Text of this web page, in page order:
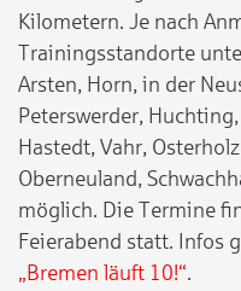
Kilometern. Je nach
Trainingsstandorte
Arsten, Horn, in der
Peterswerder,
Hastedt, Vahr,
Oberneuland,
möglich. Die Termine
Feierabend statt. Infos
„Bremen läuft 10!“.